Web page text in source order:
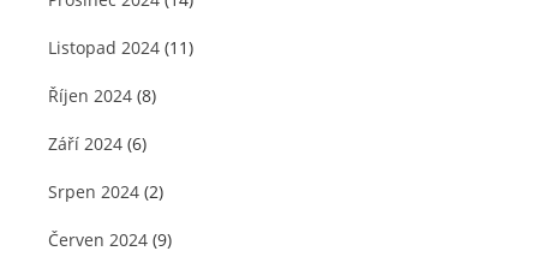
Listopad 2024 (11)
Říjen 2024 (8)
Září 2024 (6)
Srpen 2024 (2)
Červen 2024 (9)